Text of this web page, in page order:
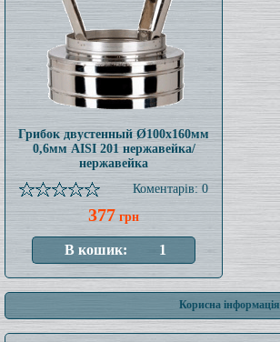
Грибок двустенный Ø100x160мм
0,6мм AISI 201 нержавейка/
нержавейка
Коментарів: 0
377 грн
Корисна інформація